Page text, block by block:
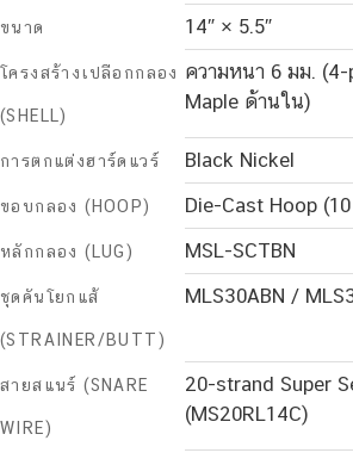
ขนาด 14″ × 5.5″
โครงสร้างเปลือกกลอง
(SHELL)
ความหนา 6 มม.
Maple ด้านใน)
การตกแต่งฮาร์ดแวร์ Black Nickel
ขอบกลอง (HOOP) Die-Cast Hoop
หลักกลอง (LUG) MSL-SCTBN
ชุดคันโยกแส้
(STRAINER/BUTT)
MLS30ABN /
สายสแนร์ (SNARE
WIRE)
20-strand Super
(MS20RL14C)